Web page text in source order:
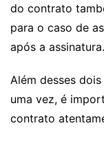
do contrato
para o caso de
após a assinatura.
Além desses
uma vez, é
contrato